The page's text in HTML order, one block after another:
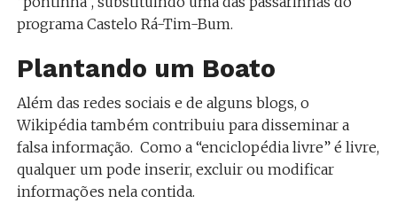
programa Castelo Rá-Tim-Bum.
Plantando um Boato
Além das redes sociais e de alguns blogs, o
Wikipédia também contribuiu para disseminar a
falsa informação. Como a “enciclopédia livre” é livre,
qualquer um pode inserir, excluir ou modificar
informações nela contida.